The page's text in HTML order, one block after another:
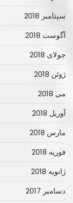
سپتامبر 2018
آگوست 2018
جولای 2018
ژوئن 2018
می 2018
آوریل 2018
مارس 2018
فوریه 2018
ژانویه 2018
دسامبر 2017